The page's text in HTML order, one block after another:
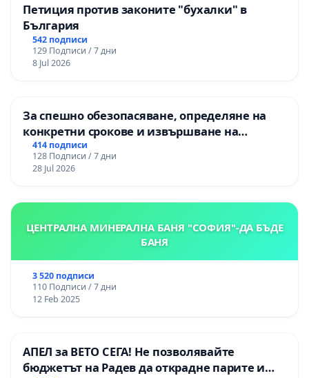
Петиция против законите "бухалки" в
България
542 подписи
129 Подписи / 7 дни
8 Jul 2026
За спешно обезопасяване, определяне на
конкретни срокове и извършване на
цялостна рехабилитация на
републиканския път между пътен възел АМ
„Тракия“ - гр. Ихтиман - с. Мирово - к.к.
414 подписи
128 Подписи / 7 дни
28 Jul 2026
ЦЕНТРАЛНА МИНЕРАЛНА БАНЯ "СОФИЯ"-ДА БЪДЕ
БАНЯ
3 520 подписи
110 Подписи / 7 дни
12 Feb 2025
АПЕЛ за ВЕТО СЕГА! Не позволявайте
бюджетът на Радев да открадне парите и